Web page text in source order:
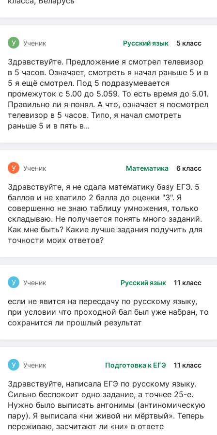
Русский язык 5 класс
У Ученик
Здравствуйте. Предложение я смотрел телевизор
в 5 часов. Означает, смотреть я начал раньше 5 и в
5 я ещё смотрел. Под 5 подразумевается
промежуток с 5.00 до 5.059. То есть время до 5.01.
Правильно ли я понял. А что, означает я посмотрел
телевизор в 5 часов. Типо, я начал смотреть
раньше 5 и в пять в...
Математика 6 класс
У Ученик
Здравствуйте, я не сдала математику базу ЕГЭ. 5
баллов и не хватило 2 балла до оценки "3". Я
совершенно не знаю таблицу умножения, только
складываю. Не получается понять много заданий.
Как мне быть? Какие лучше задания подучить для
точности моих ответов?
Русский язык 11 класс
У Ученик
если не явится на пересдачу по русскому языку,
при условии что проходной бал был уже набран, то
сохранится ли прошлый результат
Подготовка к ЕГЭ 11 класс
У Ученик
Здравствуйте, написала ЕГЭ по русскому языку.
Сильно беспокоит одно задание, а точнее 25-е.
Нужно было выписать антонимы (антиномическую
пару). Я выписала «ни живой ни мёртвый». Теперь
переживаю, засчитают ли «ни» в ответе